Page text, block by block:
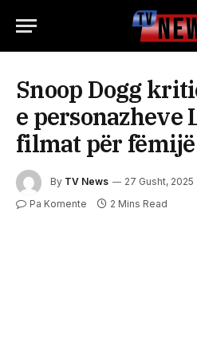
Snoop Dogg
e personazheve
filmat për fëmijë
By TV News 27 Gusht, 2025
Pa Komente 2 Mins Read